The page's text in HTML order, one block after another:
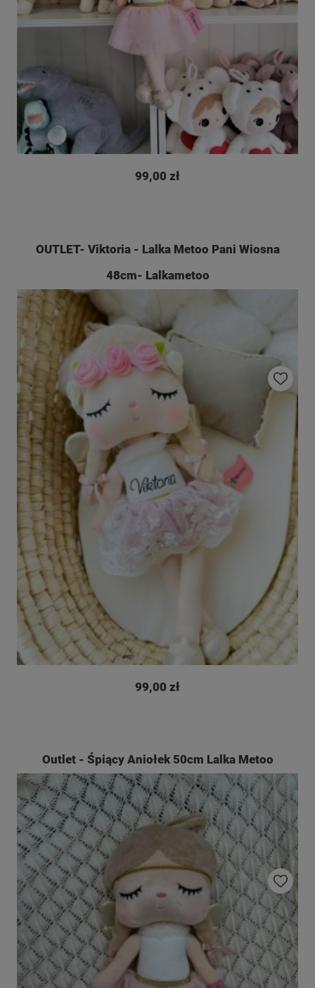
99,00 zł
OUTLET- Viktoria - Lalka Metoo Pani Wiosna
48cm- Lalkametoo
99,00 zł
Do
Outlet - Śpiący Aniołek 50cm Lalka Metoo
Do